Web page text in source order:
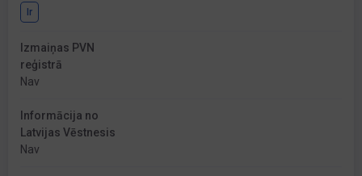
Ir
Izmaiņas PVN
reģistrā
Nav
Informācija no
Latvijas Vēstnesis
Nav